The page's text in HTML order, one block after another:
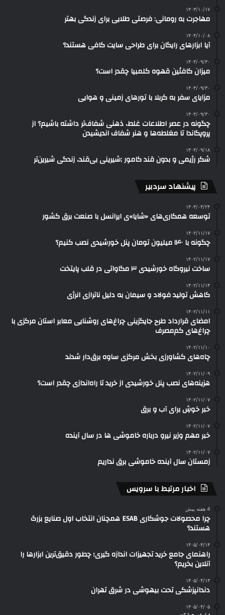
۱۴۰۳/۱۰/۱۷
مهاجرت به رومانی: فرصتی طلایی برای زندگی بهتر
۱۴۰۴/۱۰/۰۸
آیا ابزارهای رایگان برای طراحی سایت کافی هستند؟
۱۴۰۴/۰۹/۳۰
میزان کافئین قهوه کلمبیا چقدر است؟
۱۴۰۴/۰۹/۳۰
مزایای سفر به کربلا با تورهای زمینی و هوایی
۱۴۰۴/۰۹/۳۰
چگونه در عصر اطلاعات غلط، ذهنی شفاف‌تر داشته باشیم؟ از
پروپگاندا تا مغلطه‌ها و هنر شفاف اندیشیدن
۱۴۰۴/۰۹/۱۸
شکر رژیمی و بدون قند کامور ;شیرینی بی‌قند، زندگی شیرین‌تر
پیشنهاد سردبیر
۱۴۰۴/۰۴/۲۴
توسعه همکاری‌های «شایا»ی ایرانسل با صنعت برق کشور
۱۴۰۲/۱۱/۱۷
چگونه با ۱۴۰ میلیون تومان پنل خورشیدی نصب کنیم؟
۱۴۰۲/۱۱/۱۷
ساخت نیروگاه خورشیدی ۳ مگاواتی در قلب پایتخت
۱۴۰۲/۱۱/۱۴
کاهش تولید فولاد و سیمان به دلیل ناترازی انرژی
۱۴۰۲/۱۱/۱۱
امضای قرارداد طرح جایگزینی چراغ‌های روشنایی معابر استان مرکزی با
چراغ‌های کم‌مصرف
۱۴۰۲/۱۱/۱۰
چاه‌های کشاورزی بخش مرکزی ساوه برق‌دار شدند
۱۴۰۲/۱۱/۰۹
هزینه‌های نصب پنل خورشیدی از خرید تا راه‌اندازی چقدر است؟
۱۴۰۲/۱۱/۰۷
خبر خوشِ برای آب و برق
۱۴۰۲/۱۱/۰۷
خبر مهم وزیر نیرو درباره خاموشی ها در سال آینده
۱۴۰۲/۱۱/۰۷
زمستان سال آینده خاموشی برق نداریم
اخبار مرتبط با سرویس
4 هفته پیش
چرا محصولات جوشکاری ESAB همچنان انتخاب اول صنایع بزرگ
هستند؟
۱۴۰۵/۰۴/۱۴
راهنمای جامع خرید تجهیزات اندازه گیری؛ چطور دقیق‌ترین ابزارها را
آنلاین بخریم؟
۱۴۰۵/۰۴/۱۳
دندانپزشکی تحت بیهوشی در شرق تهران
۱۴۰۵/۰۴/۰۵